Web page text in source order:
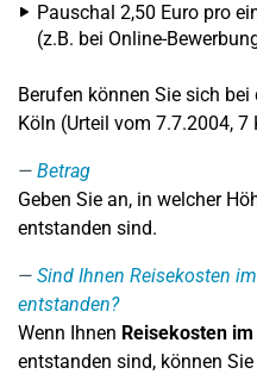
Pauschal 2,50 Euro pro
(z.B. bei Online-
Berufen können Sie sich
Köln (Urteil vom 7.7.2004, 7
Betrag
Geben Sie an, in welcher
entstanden sind.
Sind Ihnen Reisekosten
entstanden?
Wenn Ihnen Reisekosten
entstanden sind, können